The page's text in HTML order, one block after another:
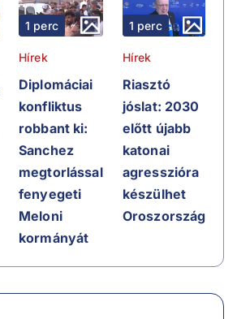
1 perc
Hírek
Diplomáciai
konfliktus
robbant ki:
Sanchez
megtorlással
fenyegeti
Meloni
kormányát
1 perc
Hírek
Riasztó
jóslat: 2030
előtt újabb
katonai
agresszióra
készülhet
Oroszország